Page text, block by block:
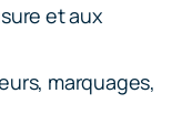
et aux
marquages,